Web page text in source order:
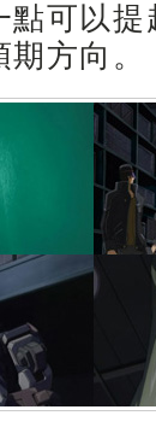
可以
方向。